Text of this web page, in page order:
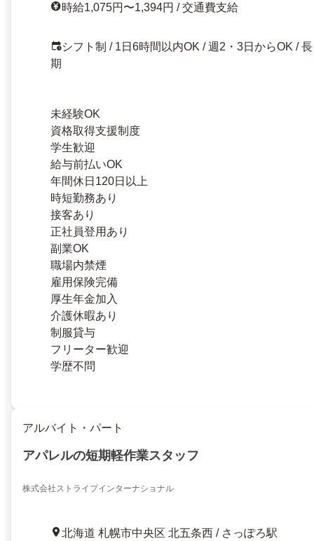
時給1,075円〜1,394円 / 交通費支給
シフト制 / 1日6時間以内OK / 週2・3日からOK / 長
期
未経験OK
資格取得支援制度
学生歓迎
給与前払いOK
年間休日120日以上
時短勤務あり
接客あり
正社員登用あり
副業OK
職場内禁煙
雇用保険完備
厚生年金加入
介護休暇あり
制服貸与
フリーター歓迎
学歴不問
アルバイト・パート
アパレルの短期軽作業スタッフ
株式会社ストライプインターナショナル
北海道 札幌市中央区 北五条西 / さっぽろ駅